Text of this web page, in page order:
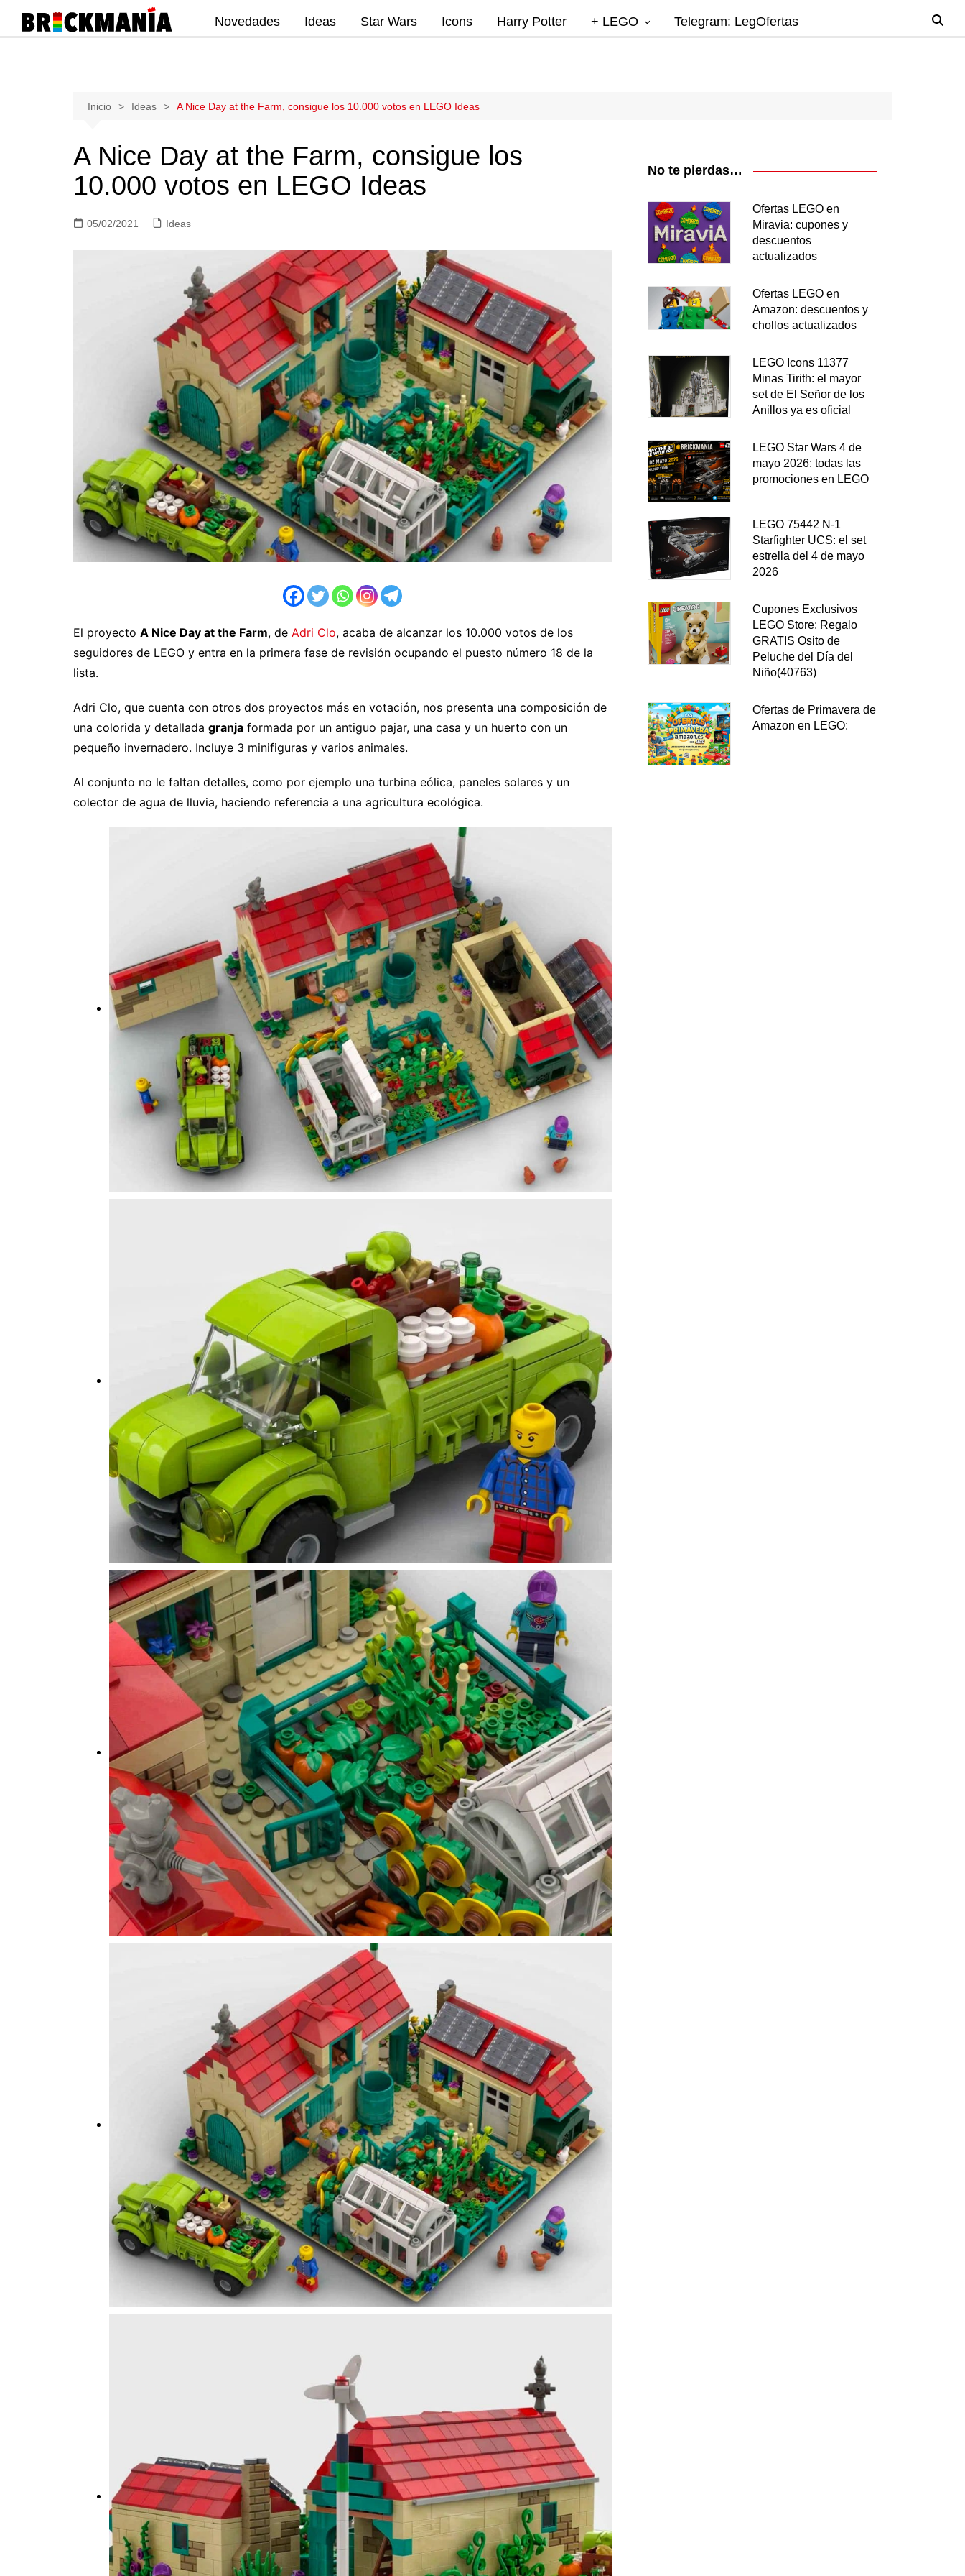
Creator.
Novedades Ideas Star Wars Icons Harry Potter + LEGO
Promociones
Telegram: LegOfertas
Inicio Ideas A Nice Day at the Farm, consigue los 10.000 votos en LEGO Ideas
A Nice Day at the Farm, consigue los
10.000 votos en LEGO Ideas
05/02/2021 Ideas
El proyecto A Nice Day at the Farm, de Adri Clo, acaba de alcanzar los 10.000 votos de los
seguidores de LEGO y entra en la primera fase de revisión ocupando el puesto número 18 de la
lista.
Adri Clo, que cuenta con otros dos proyectos más en votación, nos presenta una composición de
una colorida y detallada granja formada por un antiguo pajar, una casa y un huerto con un
pequeño invernadero. Incluye 3 minifiguras y varios animales.
Al conjunto no le faltan detalles, como por ejemplo una turbina eólica, paneles solares y un
colector de agua de lluvia, haciendo referencia a una agricultura ecológica.
No te pierdas…
Ofertas LEGO en
Miravia: cupones y
descuentos
actualizados
Ofertas LEGO en
Amazon: descuentos y
chollos actualizados
LEGO Icons 11377
Minas Tirith: el mayor
set de El Señor de los
Anillos ya es oficial
LEGO Star Wars 4 de
mayo 2026: todas las
promociones en LEGO
LEGO 75442 N-1
Starfighter UCS: el set
estrella del 4 de mayo
2026
Cupones Exclusivos
LEGO Store: Regalo
GRATIS Osito de
Peluche del Día del
Niño(40763)
Ofertas de Primavera de
Amazon en LEGO: